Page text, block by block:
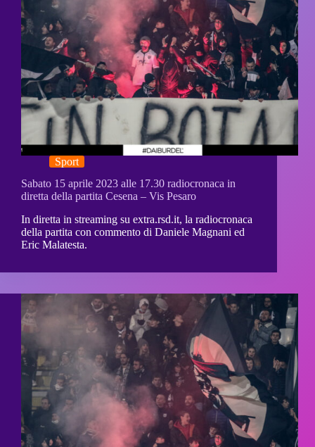
Sport
Sabato 15 aprile 2023 alle 17.30 radiocronaca in
diretta della partita Cesena – Vis Pesaro
In diretta in streaming su extra.rsd.it, la radiocronaca
della partita con commento di Daniele Magnani ed
Eric Malatesta.